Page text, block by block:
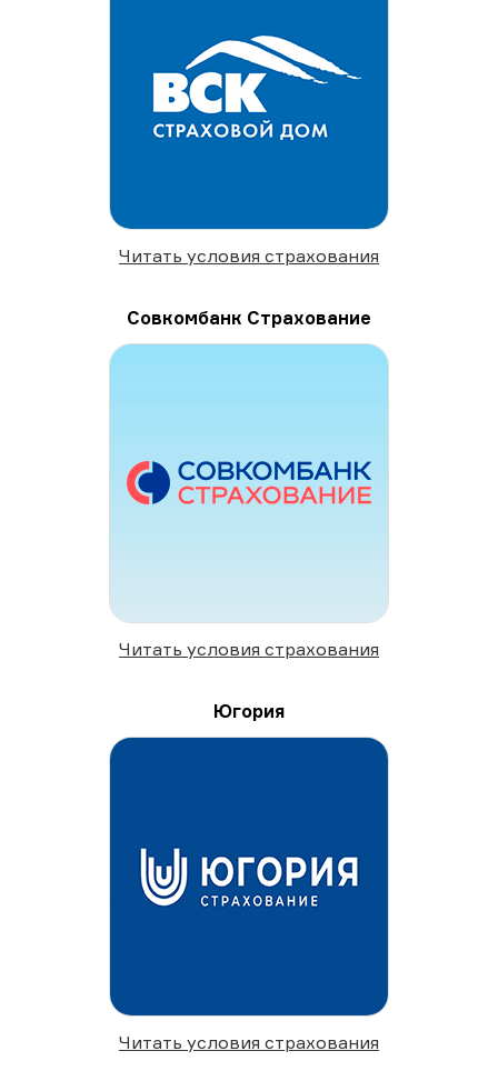
Читать условия страхования
Совкомбанк Страхование
Читать условия страхования
Югория
Читать условия страхования